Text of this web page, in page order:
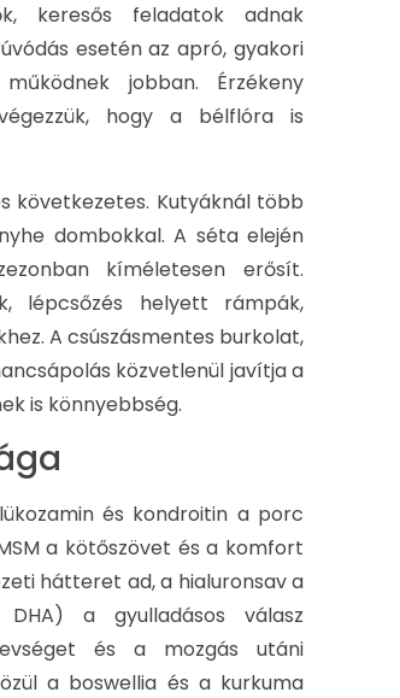
keresős feladatok adnak
esetén az apró, gyakori
jobban. Érzékeny
hogy a bélflóra is
következetes. Kutyáknál több
dombokkal. A séta elején
kíméletesen erősít.
lépcsőzés helyett rámpák,
A csúszásmentes burkolat,
közvetlenül javítja a
is könnyebbség.
és kondroitin a porc
a kötőszövet és a komfort
hátteret ad, a hialuronsav a
a gyulladásos válasz
és a mozgás utáni
a boswellia és a kurkuma